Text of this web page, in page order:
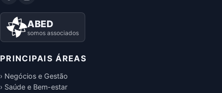
ABED
somos associados
PRINCIPAIS ÁREAS
› Negócios e Gestão
› Saúde e Bem-estar